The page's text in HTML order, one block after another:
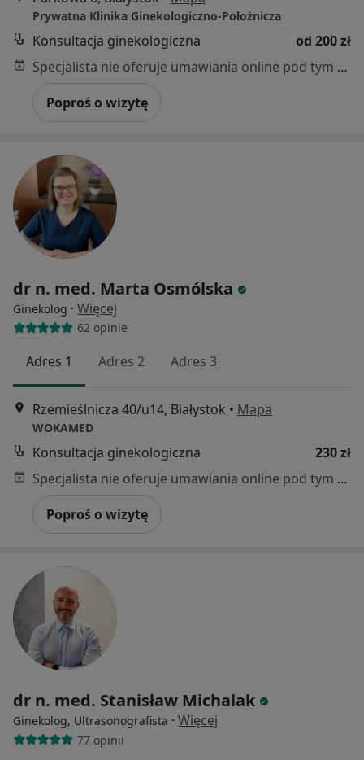
Prywatna Klinika Ginekologiczno-Położnicza
Konsultacja ginekologiczna
od 200 zł
Specjalista nie oferuje umawiania online pod tym adresem.
Poproś o wizytę
dr n. med. Marta Osmólska
Ginekolog · Więcej
62 opinie
Adres 1 Adres 2 Adres 3
Rzemieślnicza 40/u14, Białystok • Mapa
WOKAMED
Konsultacja ginekologiczna
230 zł
Specjalista nie oferuje umawiania online pod tym adresem.
Poproś o wizytę
dr n. med. Stanisław Michalak
Ginekolog, Ultrasonografista · Więcej
77 opinii